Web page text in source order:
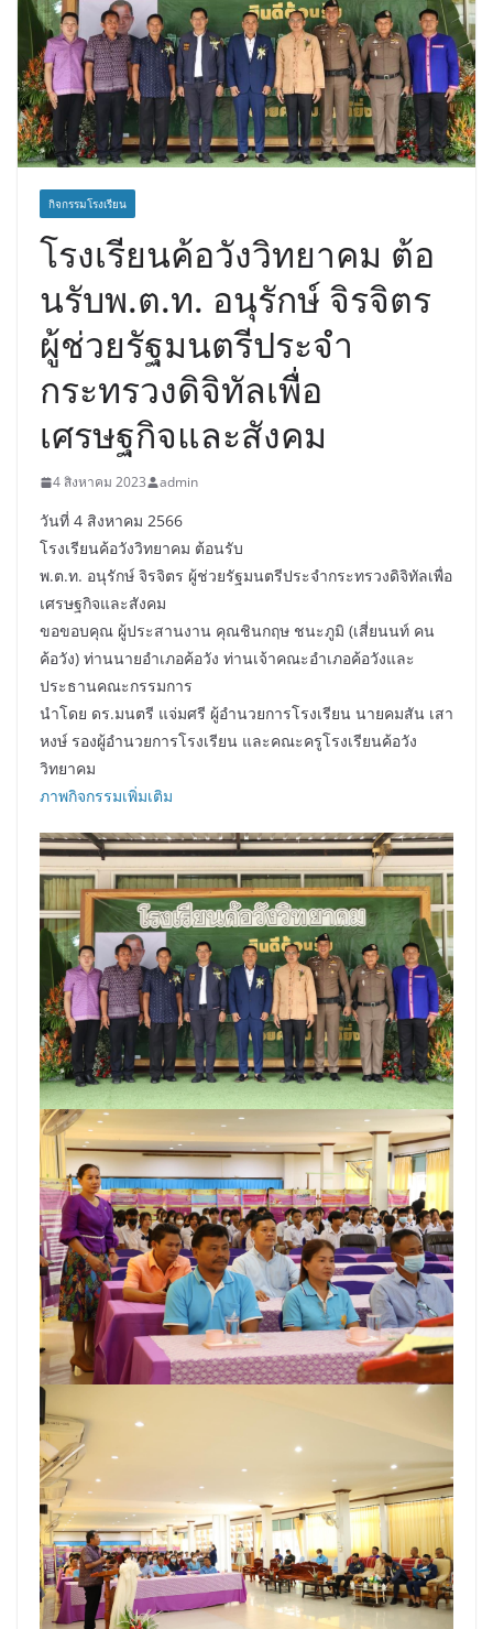
กิจกรรมโรงเรียน
โรงเรียนค้อวังวิทยาคม ต้อ
นรับพ.ต.ท. อนุรักษ์ จิรจิตร
ผู้ช่วยรัฐมนตรีประจำ
กระทรวงดิจิทัลเพื่อ
เศรษฐกิจและสังคม
4 สิงหาคม 2023 admin
วันที่ 4 สิงหาคม 2566
โรงเรียนค้อวังวิทยาคม ต้อนรับ
พ.ต.ท. อนุรักษ์ จิรจิตร ผู้ช่วยรัฐมนตรีประจำกระทรวงดิจิทัลเพื่อ
เศรษฐกิจและสังคม
ขอขอบคุณ ผู้ประสานงาน คุณชินกฤษ ชนะภูมิ (เสี่ยนนท์ คน
ค้อวัง) ท่านนายอำเภอค้อวัง ท่านเจ้าคณะอำเภอค้อวังและ
ประธานคณะกรรมการ
นำโดย ดร.มนตรี แจ่มศรี ผู้อำนวยการโรงเรียน นายคมสัน เสา
หงษ์ รองผู้อำนวยการโรงเรียน และคณะครูโรงเรียนค้อวัง
วิทยาคม
ภาพกิจกรรมเพิ่มเติม